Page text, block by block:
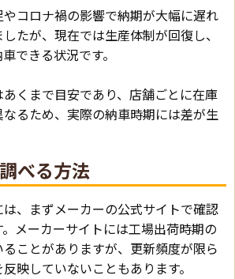
コロナ禍の影響で納期が大幅に遅れ
たが、現在では生産体制が回復し、
できる状況です。
くまで目安であり、店舗ごとに在庫
るため、実際の納車時期には差が生
べる方法
、まずメーカーの公式サイトで確認
メーカーサイトには工場出荷時期の
ことがありますが、更新頻度が限ら
映していないこともあります。